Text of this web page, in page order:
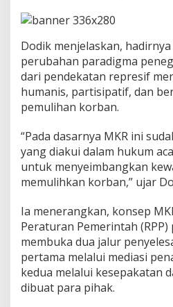
e
a
r
n
Dodik menjelaskan,
perubahan paradigma
dari pendekatan represif
humanis, partisipatif, dan
pemulihan korban.
“Pada dasarnya MKR ini
yang diakui dalam hukum
untuk menyeimbangkan
memulihkan korban,” ujar
Ia menerangkan, konsep
Peraturan Pemerintah (RPP)
membuka dua jalur
pertama melalui mediasi
kedua melalui kesepakatan
dibuat para pihak.